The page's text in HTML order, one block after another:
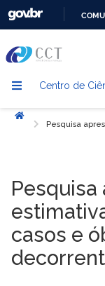
Centro de
Início
Pesquisa
Pesquisa
casos e